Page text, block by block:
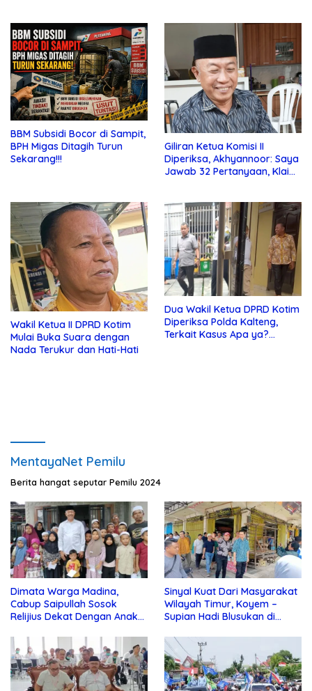
BBM Subsidi Bocor di Sampit,
BPH Migas Ditagih Turun
Sekarang!!!
Giliran Ketua Komisi II
Diperiksa, Akhyannoor: Saya
Jawab 32 Pertanyaan, Klaim
Wakil Ketua II DPRD Kotim
Mulai Buka Suara dengan
Nada Terukur dan Hati-Hati
Dua Wakil Ketua DPRD Kotim
Diperiksa Polda Kalteng,
Terkait Kasus Apa ya?…
MentayaNet Pemilu
Berita hangat seputar Pemilu 2024
Dimata Warga Madina,
Cabup Saipullah Sosok
Relijius Dekat Dengan Anak
Sinyal Kuat Dari Masyarakat
Wilayah Timur, Koyem –
Supian Hadi Blusukan di